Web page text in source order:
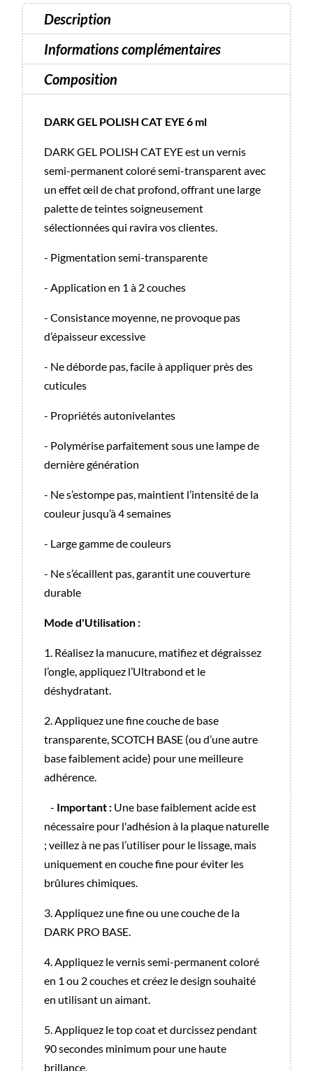
6
ml
Description
Informations complémentaires
Composition
DARK GEL POLISH CAT EYE 6 ml
DARK GEL POLISH CAT EYE est un vernis
semi-permanent coloré semi-transparent avec
un effet œil de chat profond, offrant une large
palette de teintes soigneusement
sélectionnées qui ravira vos clientes.
- Pigmentation semi-transparente
- Application en 1 à 2 couches
- Consistance moyenne, ne provoque pas
d’épaisseur excessive
- Ne déborde pas, facile à appliquer près des
cuticules
- Propriétés autonivelantes
- Polymérise parfaitement sous une lampe de
dernière génération
- Ne s’estompe pas, maintient l’intensité de la
couleur jusqu’à 4 semaines
- Large gamme de couleurs
- Ne s’écaillent pas, garantit une couverture
durable
Mode d'Utilisation :
1. Réalisez la manucure, matifiez et dégraissez
l’ongle, appliquez l’Ultrabond et le
déshydratant.
2. Appliquez une fine couche de base
transparente, SCOTCH BASE (ou d’une autre
base faiblement acide) pour une meilleure
adhérence.
- Important : Une base faiblement acide est
nécessaire pour l'adhésion à la plaque naturelle
; veillez à ne pas l’utiliser pour le lissage, mais
uniquement en couche fine pour éviter les
brûlures chimiques.
3. Appliquez une fine ou une couche de la
DARK PRO BASE.
4. Appliquez le vernis semi-permanent coloré
en 1 ou 2 couches et créez le design souhaité
en utilisant un aimant.
5. Appliquez le top coat et durcissez pendant
90 secondes minimum pour une haute
brillance.